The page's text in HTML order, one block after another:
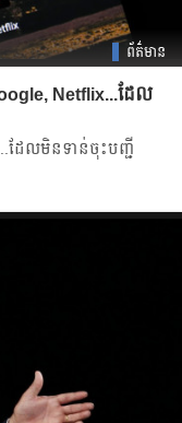
ព័ត៌មាន
Netflix...ដែល
ដែលមិនទាន់ចុះបញ្ជី